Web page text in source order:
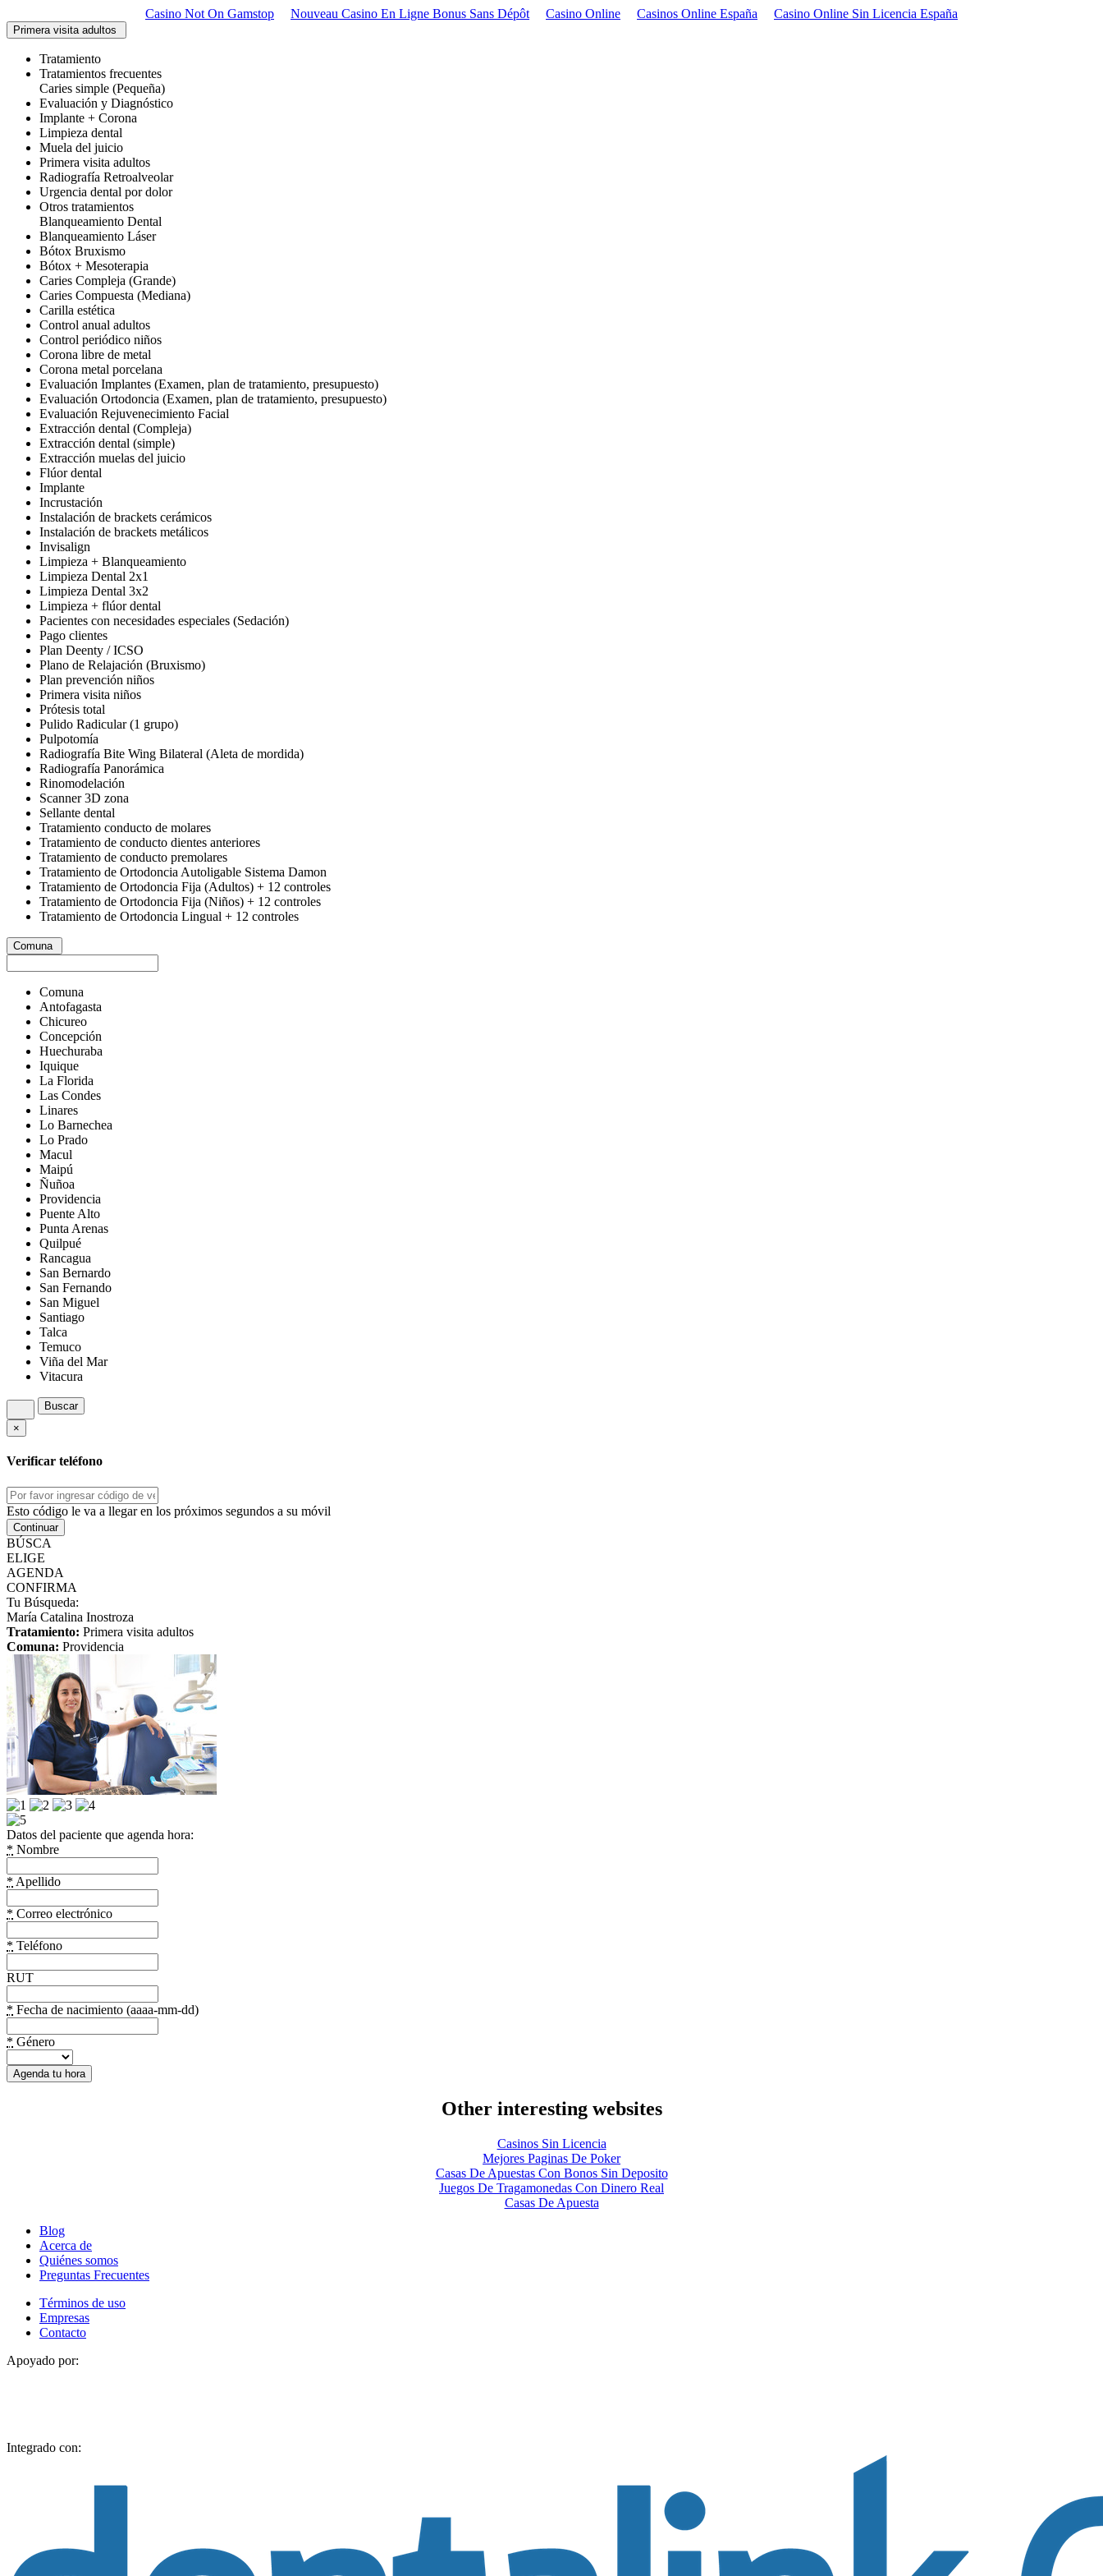
Casino Not On Gamstop Nouveau Casino En Ligne Bonus Sans Dépôt Casino Online Casinos Online España Casino Online Sin Licencia España
Primera visita adultos
Tratamiento
Tratamientos frecuentes
Caries simple (Pequeña)
Evaluación y Diagnóstico
Implante + Corona
Limpieza dental
Muela del juicio
Primera visita adultos
Radiografía Retroalveolar
Urgencia dental por dolor
Otros tratamientos
Blanqueamiento Dental
Blanqueamiento Láser
Bótox Bruxismo
Bótox + Mesoterapia
Caries Compleja (Grande)
Caries Compuesta (Mediana)
Carilla estética
Control anual adultos
Control periódico niños
Corona libre de metal
Corona metal porcelana
Evaluación Implantes (Examen, plan de tratamiento, presupuesto)
Evaluación Ortodoncia (Examen, plan de tratamiento, presupuesto)
Evaluación Rejuvenecimiento Facial
Extracción dental (Compleja)
Extracción dental (simple)
Extracción muelas del juicio
Flúor dental
Implante
Incrustación
Instalación de brackets cerámicos
Instalación de brackets metálicos
Invisalign
Limpieza + Blanqueamiento
Limpieza Dental 2x1
Limpieza Dental 3x2
Limpieza + flúor dental
Pacientes con necesidades especiales (Sedación)
Pago clientes
Plan Deenty / ICSO
Plano de Relajación (Bruxismo)
Plan prevención niños
Primera visita niños
Prótesis total
Pulido Radicular (1 grupo)
Pulpotomía
Radiografía Bite Wing Bilateral (Aleta de mordida)
Radiografía Panorámica
Rinomodelación
Scanner 3D zona
Sellante dental
Tratamiento conducto de molares
Tratamiento de conducto dientes anteriores
Tratamiento de conducto premolares
Tratamiento de Ortodoncia Autoligable Sistema Damon
Tratamiento de Ortodoncia Fija (Adultos) + 12 controles
Tratamiento de Ortodoncia Fija (Niños) + 12 controles
Tratamiento de Ortodoncia Lingual + 12 controles
Comuna
Comuna
Antofagasta
Chicureo
Concepción
Huechuraba
Iquique
La Florida
Las Condes
Linares
Lo Barnechea
Lo Prado
Macul
Maipú
Ñuñoa
Providencia
Puente Alto
Punta Arenas
Quilpué
Rancagua
San Bernardo
San Fernando
San Miguel
Santiago
Talca
Temuco
Viña del Mar
Vitacura
Buscar
×
Verificar teléfono
Esto código le va a llegar en los próximos segundos a su móvil
Continuar
BÚSCA
ELIGE
AGENDA
CONFIRMA
Tu Búsqueda:
María Catalina Inostroza
Tratamiento: Primera visita adultos
Comuna: Providencia
Datos del paciente que agenda hora:
* Nombre
* Apellido
* Correo electrónico
* Teléfono
RUT
* Fecha de nacimiento (aaaa-mm-dd)
* Género
Other interesting websites
Casinos Sin Licencia
Mejores Paginas De Poker
Casas De Apuestas Con Bonos Sin Deposito
Juegos De Tragamonedas Con Dinero Real
Casas De Apuesta
Blog
Acerca de
Quiénes somos
Preguntas Frecuentes
Términos de uso
Empresas
Contacto
Apoyado por:
Integrado con: